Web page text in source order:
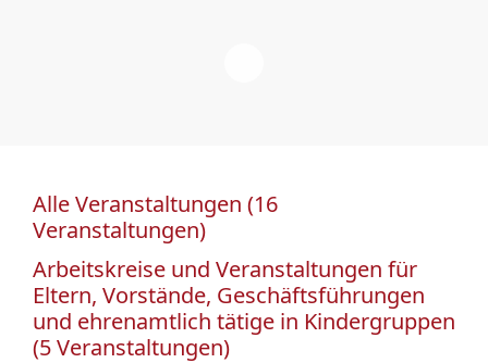
Alle Veranstaltungen (16
Veranstaltungen)
Arbeitskreise und Veranstaltungen für
Eltern, Vorstände, Geschäftsführungen
und ehrenamtlich tätige in Kindergruppen
(5 Veranstaltungen)